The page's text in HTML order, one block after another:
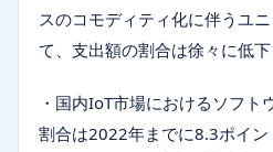
スのコモディティ化に伴うユ
て、支出額の割合は徐々に低下
・国内IoT市場におけるソフト
割合は2022年までに8.3ポイ